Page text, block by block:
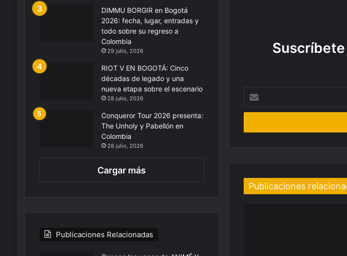
c
i
o
Publicaciones
DIMMU BORGIR en Bogotá
2026: fecha, lugar, entradas y
todo sobre su regreso a
Colombia
29 julio, 2026
RIOT V EN BOGOTÁ: Cinco
décadas de legado y una
nueva etapa sobre el escenario
28 julio, 2026
Conqueror Tour 2026 presenta:
The Unholy y Pabellón en
Colombia
28 julio, 2026
Cargar más
Publicaciones Relacionadas